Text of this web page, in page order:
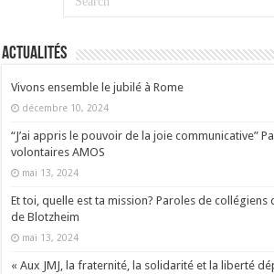
Actualités
Vivons ensemble le jubilé à Rome
décembre 10, 2024
“J’ai appris le pouvoir de la joie communicative”
volontaires AMOS
mai 13, 2024
Et toi, quelle est ta mission? Paroles de collégiens
de Blotzheim
mai 13, 2024
« Aux JMJ, la fraternité, la solidarité et la liberté